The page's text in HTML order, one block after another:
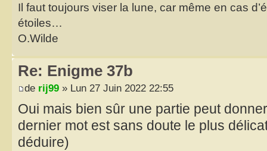
Il faut toujours viser la lune, car même en cas
étoiles…
O.Wilde
Re: Enigme 37b
de rij99 » Lun 27 Juin 2022 22:55
Oui mais bien sûr une partie peut
dernier mot est sans doute le plus
déduire)